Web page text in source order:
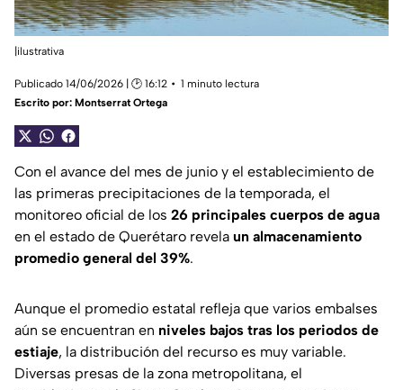
|ilustrativa
Publicado 14/06/2026 | 🕑 16:12
1 minuto lectura
Escrito por: Montserrat Ortega
Con el avance del mes de junio y el establecimiento de
las primeras precipitaciones de la temporada, el
monitoreo oficial de los 26 principales cuerpos de agua
en el estado de Querétaro revela un almacenamiento
promedio general del 39%.
Aunque el promedio estatal refleja que varios embalses
aún se encuentran en niveles bajos tras los periodos de
estiaje, la distribución del recurso es muy variable.
Diversas presas de la zona metropolitana, el